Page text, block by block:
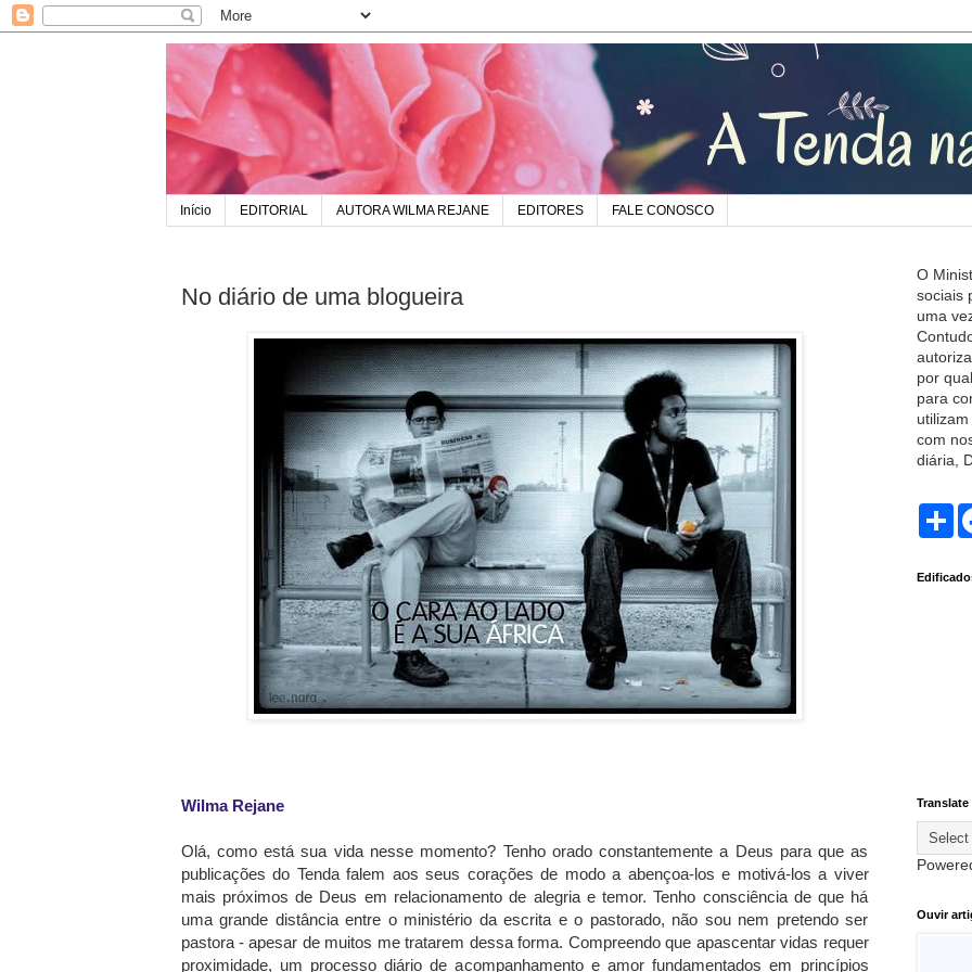
Início EDITORIAL AUTORA WILMA REJANE EDITORES FALE CONOSCO
No diário de uma blogueira
Wilma Rejane
Olá, como está sua vida nesse momento? Tenho orado constantemente a Deus para que as
publicações do Tenda falem aos seus corações de modo a abençoa-los e motivá-los a viver
mais próximos de Deus em relacionamento de alegria e temor. Tenho consciência de que há
uma grande distância entre o ministério da escrita e o pastorado, não sou nem pretendo ser
pastora - apesar de muitos me tratarem dessa forma. Compreendo que apascentar vidas requer
proximidade, um processo diário de acompanhamento e amor fundamentados em princípios
O
sociais
uma
por
para
com
diária,
S
e
Translate
Ouvir